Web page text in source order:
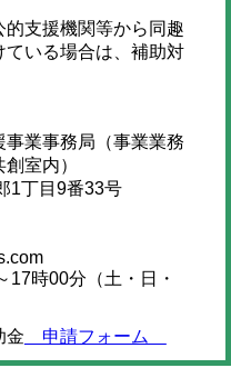
支援機関等から同趣
ている場合は、補助対
業事務局（事業業務
室内）
1丁目9番33号
時00分（土・日・
金 申請フォーム